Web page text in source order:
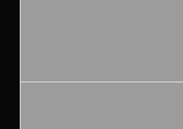
Accedi o fornisci il